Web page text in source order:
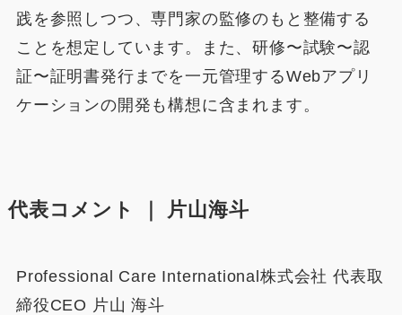
践を参照しつつ、専門家の監修のもと整備する
ことを想定しています。また、研修〜試験〜認
証〜証明書発行までを一元管理するWebアプリ
ケーションの開発も構想に含まれます。
代表コメント ｜ 片山海斗
Professional Care International株式会社 代表取
締役CEO 片山 海斗